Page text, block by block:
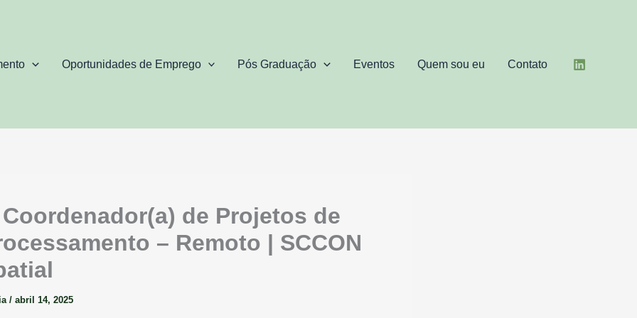
Oportunidades de Emprego Pós Graduação Eventos Quem sou eu Contato
de Projetos de
– Remoto | SCCON
/ abril 14, 2025